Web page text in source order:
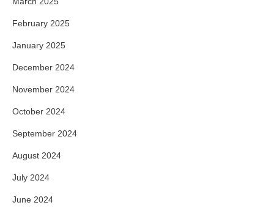
February 2025
January 2025
December 2024
November 2024
October 2024
September 2024
August 2024
July 2024
June 2024